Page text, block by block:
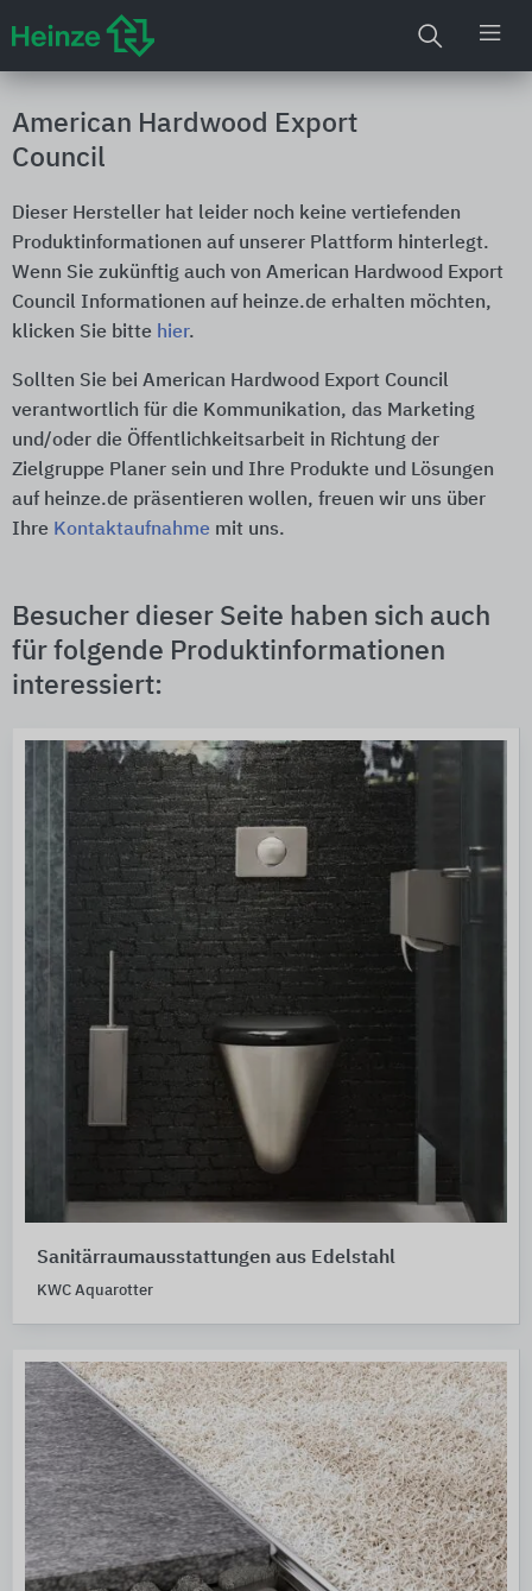
American Hardwood Export
Council
Dieser Hersteller hat leider noch keine vertiefenden
Produktinformationen auf unserer Plattform hinterlegt.
Wenn Sie zukünftig auch von American Hardwood Export
Council Informationen auf heinze.de erhalten möchten,
klicken Sie bitte hier.
Sollten Sie bei American Hardwood Export Council
verantwortlich für die Kommunikation, das Marketing
und/oder die Öffentlichkeitsarbeit in Richtung der
Zielgruppe Planer sein und Ihre Produkte und Lösungen
auf heinze.de präsentieren wollen, freuen wir uns über
Ihre Kontaktaufnahme mit uns.
Besucher dieser Seite haben sich auch
für folgende Produktinformationen
interessiert:
Sanitärraumausstattungen aus Edelstahl
KWC Aquarotter